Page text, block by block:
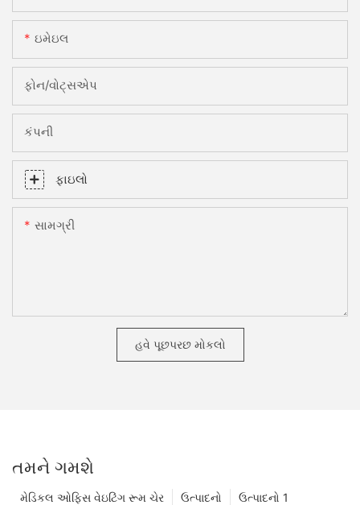
ઇમેઇલ
ફોન/વોટ્સએપ
કંપની
ફાઇલો
સામગ્રી
હવે પૂછપરછ મોકલો
તમને ગમશે
ઉત્પાદનો 1
ઉત્પાદનો
મેડિકલ ઓફિસ વેઇટિંગ રૂમ ચેર